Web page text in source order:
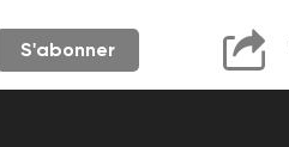
S'abonner